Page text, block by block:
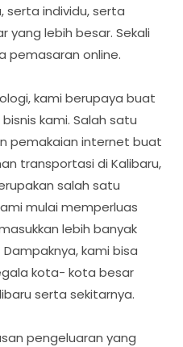
serta individu, serta
yang lebih besar. Sekali
pemasaran online.
kami berupaya buat
kami. Salah satu
pemakaian internet buat
transportasi di Kalibaru,
salah satu
mulai memperluas
lebih banyak
kami bisa
kota- kota besar
serta sekitarnya.
pengeluaran yang